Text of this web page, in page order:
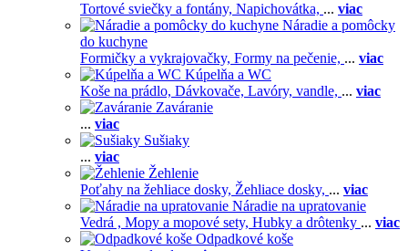
Tortové sviečky a fontány, Napichovátka, ... viac
Náradie a pomôcky
do kuchyne
Formičky a vykrajovačky, Formy na pečenie, ... viac
Kúpelňa a WC
Koše na prádlo, Dávkovače, Lavóry, vandle, ... viac
Zaváranie
... viac
Sušiaky
... viac
Žehlenie
Poťahy na žehliace dosky, Žehliace dosky, ... viac
Náradie na upratovanie
Vedrá , Mopy a mopové sety, Hubky a drôtenky ... viac
Odpadkové koše